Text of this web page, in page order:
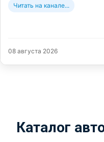
Читать на канале...
08 августа 2026
Каталог